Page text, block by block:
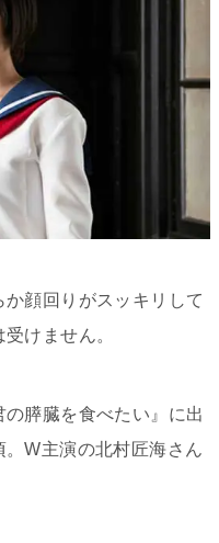
顔回りがスッキリして
けません。
膵臓を食べたい』に出
W主演の北村匠海さん